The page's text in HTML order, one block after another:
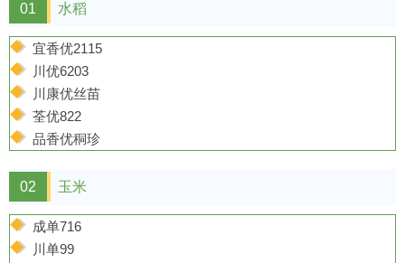
01 水稻
宜香优2115
川优6203
川康优丝苗
荃优822
品香优秱珍
02 玉米
成单716
川单99